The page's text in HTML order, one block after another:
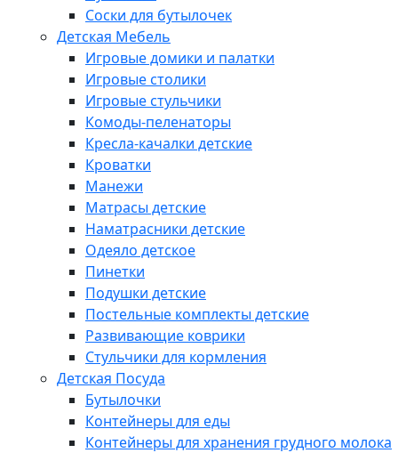
Соски для бутылочек
Детская Мебель
Игровые домики и палатки
Игровые столики
Игровые стульчики
Комоды-пеленаторы
Кресла-качалки детские
Кроватки
Манежи
Матрасы детские
Наматрасники детские
Одеяло детское
Пинетки
Подушки детские
Постельные комплекты детские
Развивающие коврики
Стульчики для кормления
Детская Посуда
Бутылочки
Контейнеры для еды
Контейнеры для хранения грудного молока